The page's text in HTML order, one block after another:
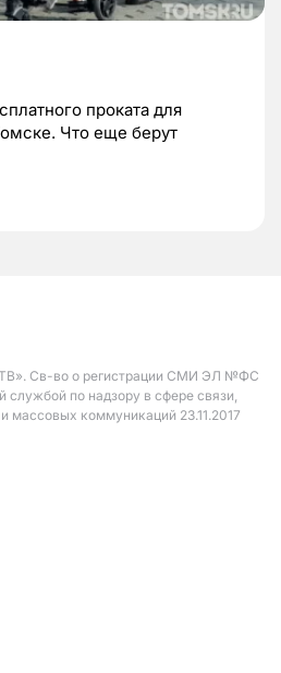
проката для
Что еще берут
Св-во о регистрации СМИ ЭЛ №ФС
службой по надзору в сфере связи,
массовых коммуникаций 23.11.2017